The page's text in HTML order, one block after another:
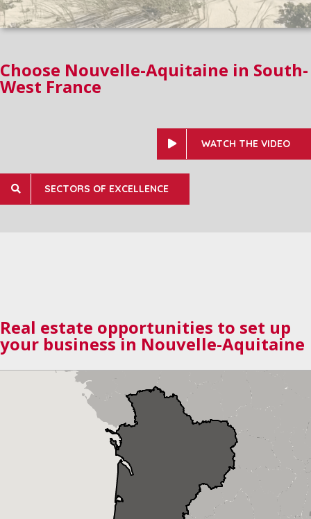
Choose Nouvelle-Aquitaine in South-
West France
WATCH THE VIDEO
SECTORS OF EXCELLENCE
Real estate opportunities to set up
your business in Nouvelle-Aquitaine